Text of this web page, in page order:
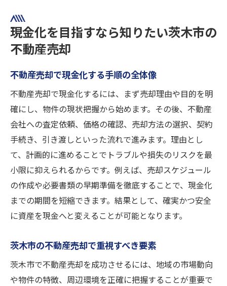
現金化を目指すなら知りたい茨木市の
不動産売却
不動産売却で現金化する手順の全体像
不動産売却で現金化するには、まず売却理由や目的を明
確にし、物件の現状把握から始めます。その後、不動産
会社への査定依頼、価格の確認、売却方法の選択、契約
手続き、引き渡しといった流れで進みます。理由とし
て、計画的に進めることでトラブルや損失のリスクを最
小限に抑えられるからです。例えば、売却スケジュール
の作成や必要書類の早期準備を徹底することで、現金化
までの期間を短縮できます。結果として、確実かつ安全
に資産を現金へと変えることが可能となります。
茨木市の不動産売却で重視すべき要素
茨木市で不動産売却を成功させるには、地域の市場動向
や物件の特徴、周辺環境を正確に把握することが重要で